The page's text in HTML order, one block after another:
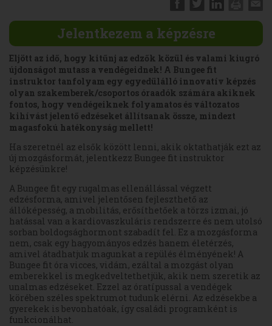
Jelentkezem a képzésre
Eljött az idő, hogy kitűnj az edzők közül és valami kiugró
újdonságot mutass a vendégeidnek! A Bungee fit
instruktor tanfolyam egy egyedülálló innovatív képzés
olyan szakemberek/csoportos óraadók számára akiknek
fontos, hogy vendégeiknek folyamatos és változatos
kihívást jelentő edzéseket állítsanak össze, mindezt
magasfokú hatékonyság mellett!
Ha szeretnél az elsők között lenni, akik oktathatják ezt az
új mozgásformát, jelentkezz Bungee fit instruktor
képzésünkre!
A Bungee fit egy rugalmas ellenállással végzett
edzésforma, amivel jelentősen fejleszthető az
állóképesség, a mobilitás, erősíthetőek a törzs izmai, jó
hatással van a kardiovaszkuláris rendszerre és nem utolsó
sorban boldogsághormont szabadít fel. Ez a mozgásforma
nem, csak egy hagyományos edzés hanem életérzés,
amivel átadhatjuk magunkat a repülés élményének! A
Bungee fit óra vicces, vidám, ezáltal a mozgást olyan
emberekkel is megkedveltethetjük, akik nem szeretik az
unalmas edzéseket. Ezzel az óratípussal a vendégek
körében széles spektrumot tudunk elérni. Az edzésekbe a
gyerekek is bevonhatóak, így családi programként is
funkcionálhat.